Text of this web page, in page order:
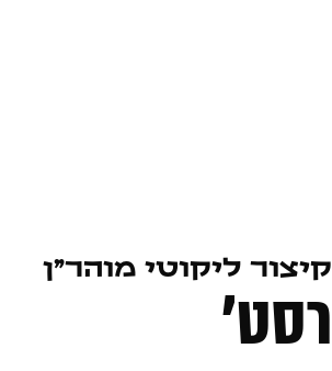
קיצור ליקוטי מוהר״ן
רסט׳